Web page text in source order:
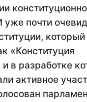
почти
который
«Конституция
в разработке
активное